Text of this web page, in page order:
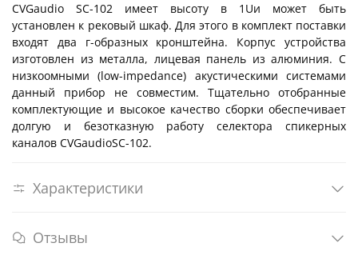
CVGaudio SC-102 имеет высоту в 1Uи может быть
установлен к рековый шкаф. Для этого в комплект поставки
входят два г-образных кронштейна. Корпус устройства
изготовлен из металла, лицевая панель из алюминия. С
низкоомными (low-impedance) акустическими системами
данный прибор не совместим. Тщательно отобранные
комплектующие и высокое качество сборки обеспечивает
долгую и безотказную работу селектора спикерных
каналов CVGaudioSC-102.
Характеристики
Отзывы